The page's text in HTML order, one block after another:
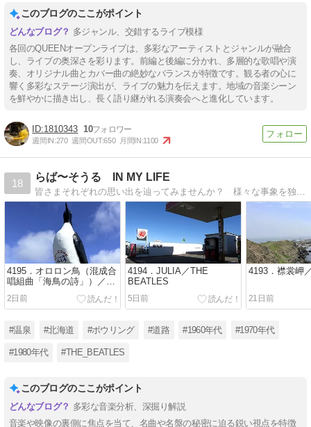
このブログのここがポイント
多ジャンル、交錯するライブ模様
各回のQUEENオープンライブは、多彩なアーティストとジャンルが融合
し、ライブの奥深さを彩ります。前編と後編に分かれ、多層的な歌唱や演
奏、オリジナル曲とカバー曲の絶妙なバランスが特徴です。観る者の心に
響く多彩なステージ演出が、ライブの魅力を伝えます。地域の音楽シーン
を鮮やかに描き出し、長く語り継がれる演奏会へと進化しています。
1810343 10
週間IN:270 週間OUT:650 月間IN:1100
18
らば〜そうる IN MY LIFE
皆さまそれぞれの思い出を辿ってみませんか？ 様々な事象を独自の視点で分析。今後につながる「何か」を感じとっていただければ幸いです
4195．オロロン鳥（混成合
唱組曲「海鳥の詩」）／合
唱団京都エコー
2日前
4194．JULIA／THE
BEATLES
5日前
4193．襟裳岬
21日前
#温泉 #北海道 #ボウリング #道路 #1960年代 #1970年代
#1980年代 #THE_BEATLES
このブログのここがポイント
多彩な音楽分析、深掘り解説
音楽や映像の裏側に焦点を当て、名曲や名盤の秘密に迫る鋭い視点を特徴